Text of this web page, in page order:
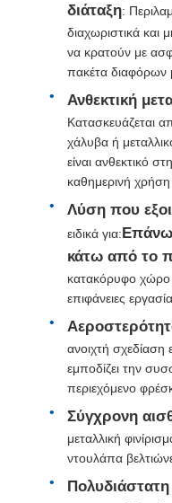
Σχετικά με εμάς
Γύρος εργοστασίων
Ποιοτικός έλεγχος
επαφή
Όλες οι
Ζητήστε ένα
Άρθρωση πορτών
διάταξη:
διαχωριστικά και
να κρατούν με
πακέτα διαφόρων
Ανθεκτική
Κατασκευάζεται
χάλυβα ή
είναι ανθεκτικό
καθημερινή
Λύση που
ειδικά για:Επάνω
κάτω από το
κατακόρυφο χώρο
επιφάνειες
ανοιχτή σχεδίαση
εμποδίζει την
περιεχόμενο
Σύγχρονη
μεταλλική
ντουλάπα